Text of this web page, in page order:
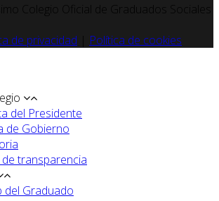
Colegio Oficial de Graduados Sociales
de privacidad
Política de cookies
del Presidente
de Gobierno
transparencia
del Graduado